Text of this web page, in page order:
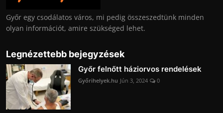
Győr egy csodálatos város, mi pedig összeszedtünk minden
olyan információt, amire szükséged lehet.
Legnézettebb bejegyzések
Győr felnőtt háziorvos rendelések
Győrihelyek.hu Jún 3, 2024 0